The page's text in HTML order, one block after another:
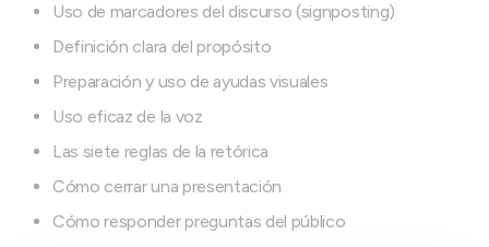
Uso de marcadores del discurso (signposting)
Definición clara del propósito
Preparación y uso de ayudas visuales
Uso eficaz de la voz
Las siete reglas de la retórica
Cómo cerrar una presentación
Cómo responder preguntas del público